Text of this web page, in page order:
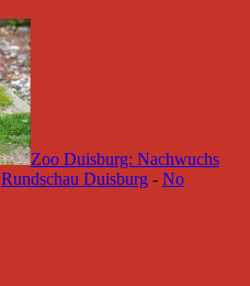
Zoo Duisburg: Nachwuchs
Rundschau Duisburg - No